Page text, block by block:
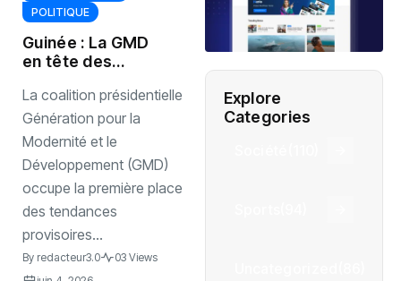
POLITIQUE
Guinée : La GMD
en tête des
tendances des
législatives et
communales 2026
La coalition présidentielle
Génération pour la
Modernité et le
Développement (GMD)
occupe la première place
des tendances
provisoires...
By redacteur3.0
03 Views
Explore
Categories